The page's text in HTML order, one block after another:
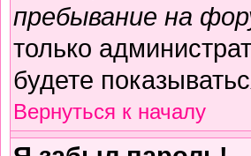
пребывание на
только
будете
Вернуться к началу